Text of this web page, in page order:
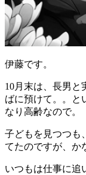
伊藤です。
10月末は、長男と
ばに預けて。。と
なり高齢なので。
子どもを見つつも
てたのですが、か
いつもは仕事に追